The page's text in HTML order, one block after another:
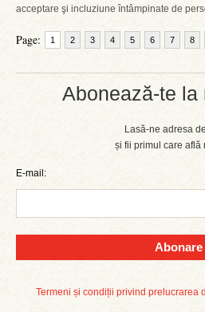
Abonează-te la
Lasă-ne adresa
și fii primul care află
E-mail:
Abonare
Termeni și condiții privind prelucrarea
acceptare şi incluziune întâmpinate de
Page: 1 2 3 4 5 6 7 8